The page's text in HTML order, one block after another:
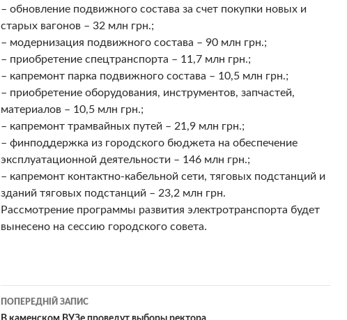
– обновление подвижного состава за счет покупки новых и
старых вагонов – 32 млн грн.;
– модернизация подвижного состава – 90 млн грн.;
– приобретение спецтранспорта – 11,7 млн грн.;
– капремонт парка подвижного состава – 10,5 млн грн.;
– приобретение оборудования, инструментов, запчастей,
материалов – 10,5 млн грн.;
– капремонт трамвайных путей – 21,9 млн грн.;
– финподдержка из городского бюджета на обеспечение
эксплуатационной деятельности – 146 млн грн.;
– капремонт контактно-кабельной сети, тяговых подстанций и
зданий тяговых подстанций – 23,2 млн грн.
Рассмотрение программы развития электротранспорта будет
вынесено на сессию городского совета.
Навігація
ПОПЕРЕДНІЙ ЗАПИС